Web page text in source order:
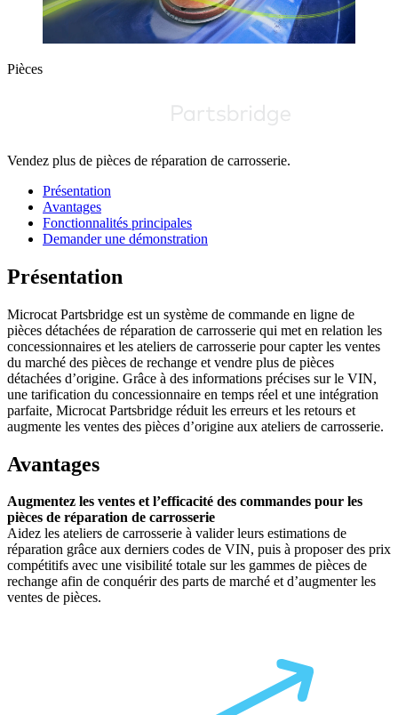
Pièces
Vendez plus de pièces de réparation de carrosserie.
Présentation
Avantages
Fonctionnalités principales
Demander une démonstration
Présentation
Microcat Partsbridge est un système de commande en ligne de
pièces détachées de réparation de carrosserie qui met en relation les
concessionnaires et les ateliers de carrosserie pour capter les ventes
du marché des pièces de rechange et vendre plus de pièces
détachées d’origine. Grâce à des informations précises sur le VIN,
une tarification du concessionnaire en temps réel et une intégration
parfaite, Microcat Partsbridge réduit les erreurs et les retours et
augmente les ventes des pièces d’origine aux ateliers de carrosserie.
Avantages
Augmentez les ventes et l’efficacité des commandes pour les
pièces de réparation de carrosserie
Aidez les ateliers de carrosserie à valider leurs estimations de
réparation grâce aux derniers codes de VIN, puis à proposer des prix
compétitifs avec une visibilité totale sur les gammes de pièces de
rechange afin de conquérir des parts de marché et d’augmenter les
ventes de pièces.